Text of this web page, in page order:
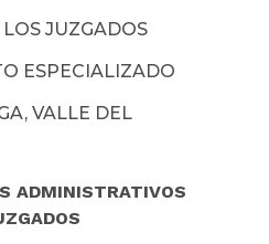
JUZGADOS
ESPECIALIZADO
VALLE DEL
ADMINISTRATIVOS